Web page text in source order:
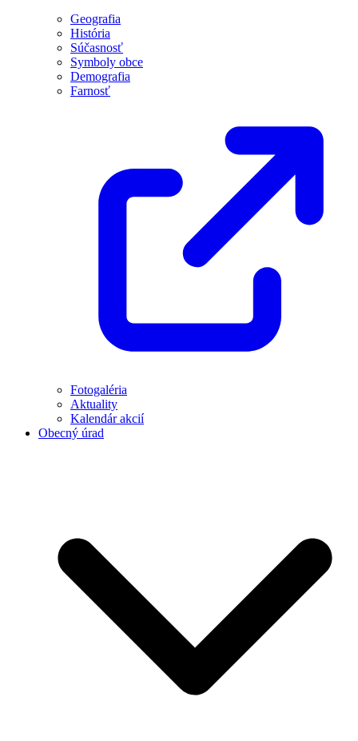
Geografia
História
Súčasnosť
Symboly obce
Demografia
Farnosť
Fotogaléria
Aktuality
Kalendár akcií
Obecný úrad